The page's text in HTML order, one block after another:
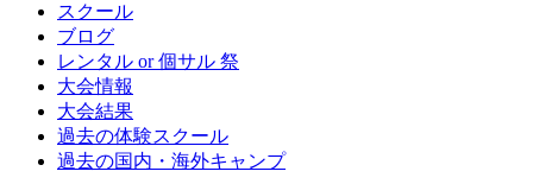
スクール
ブログ
レンタル or 個サル 祭
大会情報
大会結果
過去の体験スクール
過去の国内・海外キャンプ